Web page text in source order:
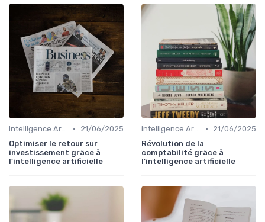
Intelligence Artificielle en finance •
21/06/2025
Optimiser le retour sur
investissement grâce à
l'intelligence artificielle
Intelligence Artificielle en finance •
21/06/2025
Révolution de la
comptabilité grâce à
l'intelligence artificielle